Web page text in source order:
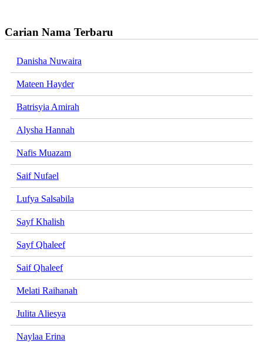
Carian Nama Terbaru
Danisha Nuwaira
Mateen Hayder
Batrisyia Amirah
Alysha Hannah
Nafis Muazam
Saif Nufael
Lufya Salsabila
Sayf Khalish
Sayf Qhaleef
Saif Qhaleef
Melati Raihanah
Julita Aliesya
Naylaa Erina